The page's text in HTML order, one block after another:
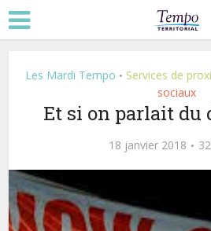
Les Mardi Tempo • Services de
sociaux
Et si on parlait du
18 janvier 2018